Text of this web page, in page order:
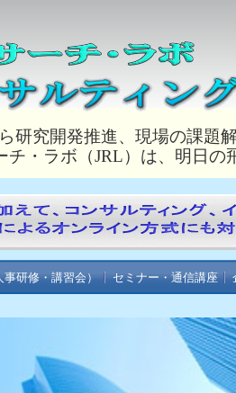
研究開発推進、現場の課題
チ・ラボ（JRL）は、明日の
事研修・講習会） セミナー・通信講座